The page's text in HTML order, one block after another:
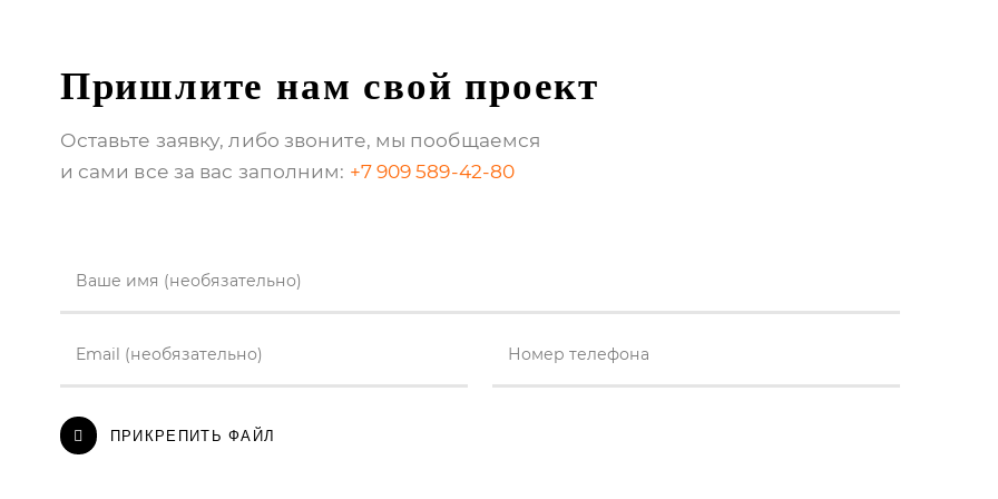
Пришлите нам свой проект
Оставьте заявку, либо звоните, мы пообщаемся
и сами все за вас заполним: +7 909 589-42-80
Ваше имя (необязательно)
Email (необязательно) Номер телефона
ПРИКРЕПИТЬ ФАЙЛ